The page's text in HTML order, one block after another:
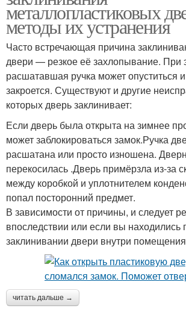
металлопластиковых
методы их устранения
Часто встречающая причина
двери — резкое её захлопывание. При
расшатавшая ручка может опуститься
закроется. Существуют и другие
которых дверь заклинивает:
Если дверь была открыта на зимнее
может заблокироваться замок.Ручка
расшатана или просто изношена.
перекосилась .Дверь примёрзла из-за
между коробкой и уплотнителем
попал посторонний предмет.
В зависимости от причины, и следует
впоследствии или если вы находились
заклинивании двери внутри
читать дальше →